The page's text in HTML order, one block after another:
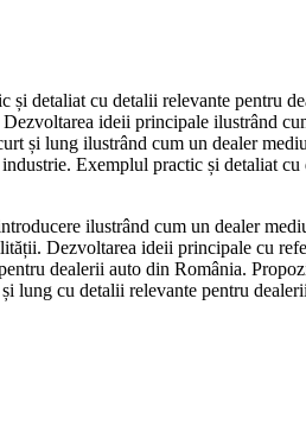
detaliat cu detalii relevante pentru
ideii principale ilustrând
și lung ilustrând cum un dealer
Exemplul practic și detaliat
ilustrând cum un dealer
Dezvoltarea ideii principale cu
dealerii auto din România.
cu detalii relevante pentru